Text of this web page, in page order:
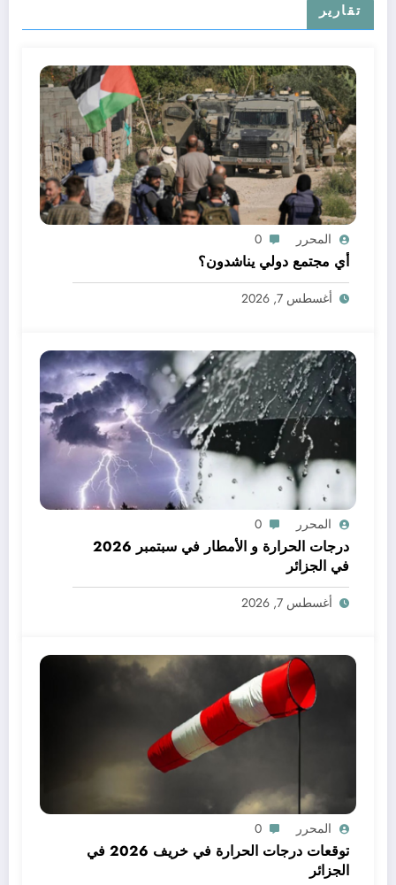
تقارير
المحرر 0
أي مجتمع دولي يناشدون؟
أغسطس 7, 2026
المحرر 0
درجات الحرارة و الأمطار في سبتمبر 2026
في الجزائر
أغسطس 7, 2026
المحرر 0
توقعات درجات الحرارة في خريف 2026 في
الجزائر